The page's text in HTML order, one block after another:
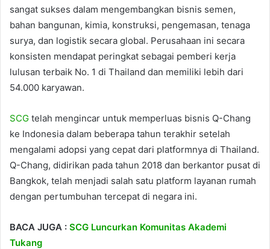
sangat sukses dalam mengembangkan bisnis semen,
bahan bangunan, kimia, konstruksi, pengemasan, tenaga
surya, dan logistik secara global. Perusahaan ini secara
konsisten mendapat peringkat sebagai pemberi kerja
lulusan terbaik No. 1 di Thailand dan memiliki lebih dari
54.000 karyawan.
SCG telah mengincar untuk memperluas bisnis Q-Chang
ke Indonesia dalam beberapa tahun terakhir setelah
mengalami adopsi yang cepat dari platformnya di Thailand.
Q-Chang, didirikan pada tahun 2018 dan berkantor pusat di
Bangkok, telah menjadi salah satu platform layanan rumah
dengan pertumbuhan tercepat di negara ini.
BACA JUGA : SCG Luncurkan Komunitas Akademi
Tukang